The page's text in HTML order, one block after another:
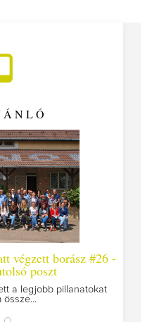
végzett borász #26 -
poszt
a legjobb pillanatokat
össze...